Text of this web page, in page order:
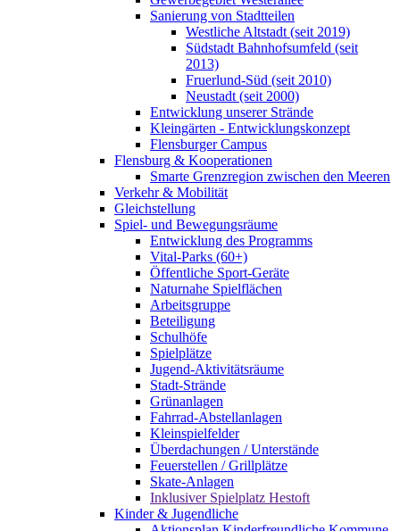
Sanierung von Stadtteilen
Westliche Altstadt (seit 2019)
Südstadt Bahnhofsumfeld (seit
2013)
Fruerlund-Süd (seit 2010)
Neustadt (seit 2000)
Entwicklung unserer Strände
Kleingärten - Entwicklungskonzept
Flensburger Campus
Flensburg & Kooperationen
Smarte Grenzregion zwischen den Meeren
Verkehr & Mobilität
Gleichstellung
Spiel- und Bewegungsräume
Entwicklung des Programms
Vital-Parks (60+)
Öffentliche Sport-Geräte
Naturnahe Spielflächen
Arbeitsgruppe
Beteiligung
Schulhöfe
Spielplätze
Jugend-Aktivitätsräume
Stadt-Strände
Grünanlagen
Fahrrad-Abstellanlagen
Kleinspielfelder
Überdachungen / Unterstände
Feuerstellen / Grillplätze
Skate-Anlagen
Inklusiver Spielplatz Hestoft
Kinder & Jugendliche